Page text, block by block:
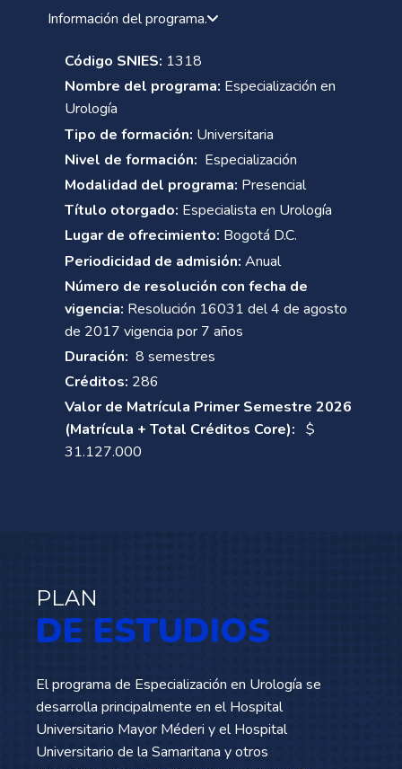
Información del programa.
Código SNIES: 1318
Nombre del programa: Especialización en
Urología
Tipo de formación: Universitaria
Nivel de formación: Especialización
Modalidad del programa: Presencial
Título otorgado: Especialista en Urología
Lugar de ofrecimiento: Bogotá D.C.
Periodicidad de admisión: Anual
Número de resolución con fecha de
vigencia: Resolución 16031 del 4 de agosto
de 2017 vigencia por 7 años
Duración: 8 semestres
Créditos: 286
Valor de Matrícula Primer Semestre 2026
(Matrícula + Total Créditos Core): $
31.127.000
PLAN
DE ESTUDIOS
El programa de Especialización en Urología se
desarrolla principalmente en el Hospital
Universitario Mayor Méderi y el Hospital
Universitario de la Samaritana y otros